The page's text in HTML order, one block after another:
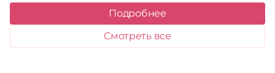
Подробнее
Смотреть все